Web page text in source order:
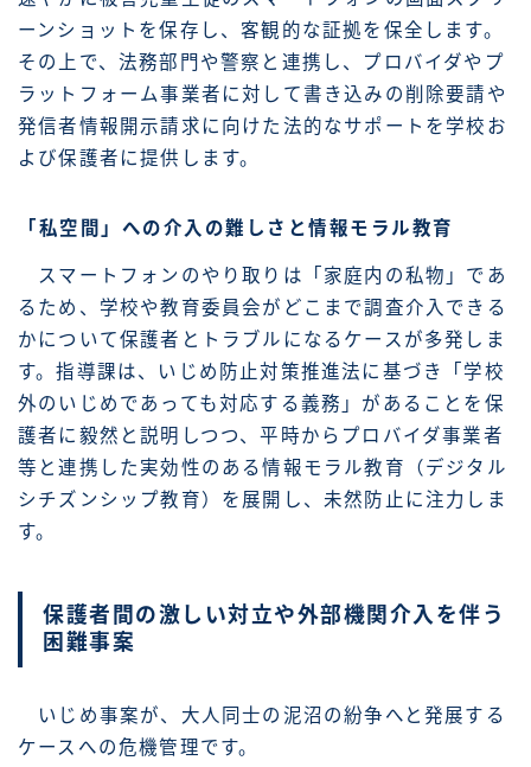
ーンショットを保存し、客観的な証拠を保全します。
その上で、法務部門や警察と連携し、プロバイダやプ
ラットフォーム事業者に対して書き込みの削除要請や
発信者情報開示請求に向けた法的なサポートを学校お
よび保護者に提供します。
「私空間」への介入の難しさと情報モラル教育
スマートフォンのやり取りは「家庭内の私物」であ
るため、学校や教育委員会がどこまで調査介入できる
かについて保護者とトラブルになるケースが多発しま
す。指導課は、いじめ防止対策推進法に基づき「学校
外のいじめであっても対応する義務」があることを保
護者に毅然と説明しつつ、平時からプロバイダ事業者
等と連携した実効性のある情報モラル教育（デジタル
シチズンシップ教育）を展開し、未然防止に注力しま
す。
保護者間の激しい対立や外部機関介入を伴う
困難事案
いじめ事案が、大人同士の泥沼の紛争へと発展する
ケースへの危機管理です。